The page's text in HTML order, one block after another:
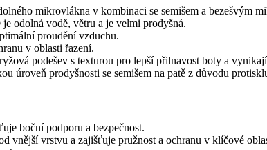
mikrovlákna v kombinaci se semišem a bezešvým
odolná vodě, větru a je velmi prodyšná.
proudění vzduchu.
v oblasti řazení.
podešev s texturou pro lepší přilnavost boty a
úroveň prodyšnosti se semišem na patě z důvodu
boční podporu a bezpečnost.
vnější vrstvu a zajišťuje pružnost a ochranu v klíčové